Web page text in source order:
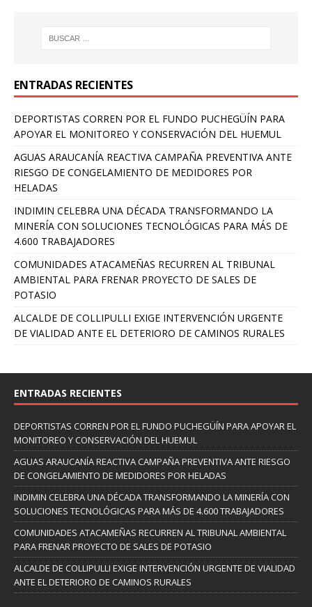
ENTRADAS RECIENTES
DEPORTISTAS CORREN POR EL FUNDO PUCHEGÜÍN PARA
APOYAR EL MONITOREO Y CONSERVACIÓN DEL HUEMUL
AGUAS ARAUCANÍA REACTIVA CAMPAÑA PREVENTIVA ANTE
RIESGO DE CONGELAMIENTO DE MEDIDORES POR
HELADAS
INDIMIN CELEBRA UNA DÉCADA TRANSFORMANDO LA
MINERÍA CON SOLUCIONES TECNOLÓGICAS PARA MÁS DE
4.600 TRABAJADORES
COMUNIDADES ATACAMEÑAS RECURREN AL TRIBUNAL
AMBIENTAL PARA FRENAR PROYECTO DE SALES DE
POTASIO
ALCALDE DE COLLIPULLI EXIGE INTERVENCIÓN URGENTE
DE VIALIDAD ANTE EL DETERIORO DE CAMINOS RURALES
ENTRADAS RECIENTES
DEPORTISTAS CORREN POR EL FUNDO PUCHEGÜÍN PARA APOYAR EL
MONITOREO Y CONSERVACIÓN DEL HUEMUL
AGUAS ARAUCANÍA REACTIVA CAMPAÑA PREVENTIVA ANTE RIESGO
DE CONGELAMIENTO DE MEDIDORES POR HELADAS
INDIMIN CELEBRA UNA DÉCADA TRANSFORMANDO LA MINERÍA CON
SOLUCIONES TECNOLÓGICAS PARA MÁS DE 4.600 TRABAJADORES
COMUNIDADES ATACAMEÑAS RECURREN AL TRIBUNAL AMBIENTAL
PARA FRENAR PROYECTO DE SALES DE POTASIO
ALCALDE DE COLLIPULLI EXIGE INTERVENCIÓN URGENTE DE VIALIDAD
ANTE EL DETERIORO DE CAMINOS RURALES